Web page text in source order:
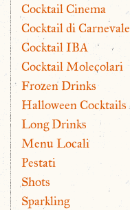
Cocktail Cinema
Cocktail di Carnevale
Cocktail IBA
Cocktail Molecolari
Frozen Drinks
Halloween Cocktails
Long Drinks
Menu Locali
Pestati
Shots
Sparkling